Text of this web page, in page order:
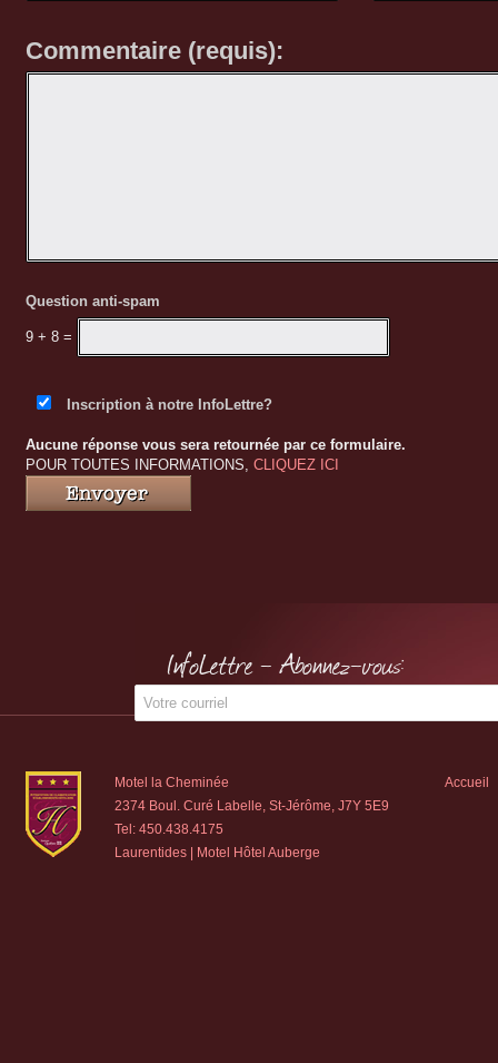
énormément de votre accueil et service. À très
Commentaire (requis):
Question anti-spam
9 + 8 =
Inscription à notre InfoLettre?
Aucune réponse vous sera retournée par ce formulaire.
POUR TOUTES INFORMATIONS, CLIQUEZ ICI
InfoLettre - Abonnez-vous:
Motel la Cheminée
2374 Boul. Curé Labelle, St-Jérôme, J7Y 5E9
Tel: 450.438.4175
Laurentides | Motel Hôtel Auberge
Accueil